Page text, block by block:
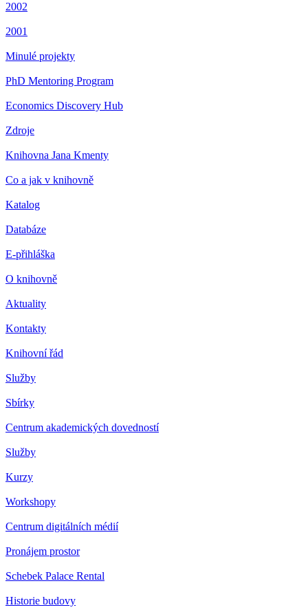
2002
2001
Minulé projekty
PhD Mentoring Program
Economics Discovery Hub
Zdroje
Knihovna Jana Kmenty
Co a jak v knihovně
Katalog
Databáze
E-přihláška
O knihovně
Aktuality
Kontakty
Knihovní řád
Služby
Sbírky
Centrum akademických dovedností
Služby
Kurzy
Workshopy
Centrum digitálních médií
Pronájem prostor
Schebek Palace Rental
Historie budovy